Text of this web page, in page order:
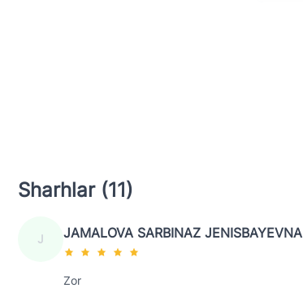
Sharhlar (11)
J JAMALOVA SARBINAZ JENISBAYEVNA
Zor